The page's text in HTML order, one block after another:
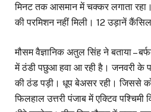
मिनट तक आसमान में चक्कर लगाता
की परमिशन नहीं मिली। 12 उड़ानें
मौसम वैज्ञानिक अतुल सिंह ने बताया –
में ठंडी पछुआ हवा आ रही है। जनवरी के
की ठंड पड़ी। धूप बेअसर रही। जिससे
फिलहाल उत्तरी पंजाब में एक्टिव